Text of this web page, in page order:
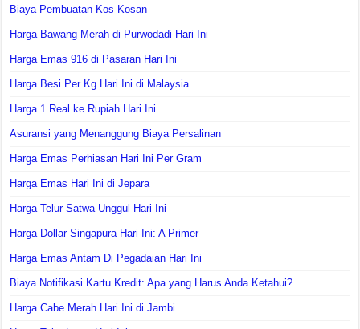
Biaya Pembuatan Kos Kosan
Harga Bawang Merah di Purwodadi Hari Ini
Harga Emas 916 di Pasaran Hari Ini
Harga Besi Per Kg Hari Ini di Malaysia
Harga 1 Real ke Rupiah Hari Ini
Asuransi yang Menanggung Biaya Persalinan
Harga Emas Perhiasan Hari Ini Per Gram
Harga Emas Hari Ini di Jepara
Harga Telur Satwa Unggul Hari Ini
Harga Dollar Singapura Hari Ini: A Primer
Harga Emas Antam Di Pegadaian Hari Ini
Biaya Notifikasi Kartu Kredit: Apa yang Harus Anda Ketahui?
Harga Cabe Merah Hari Ini di Jambi